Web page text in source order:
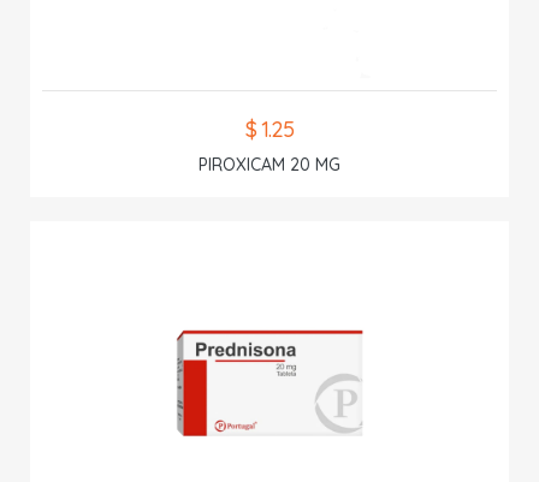
$ 1.25
PIROXICAM 20 MG